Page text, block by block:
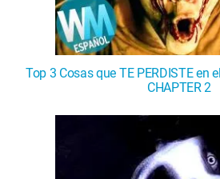
Top 3 Cosas que TE PERDISTE en
CHAPTER 2